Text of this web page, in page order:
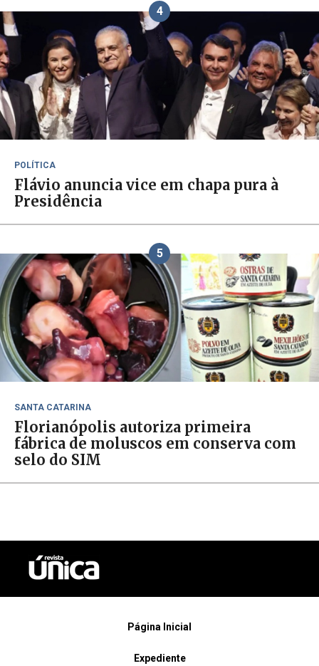
4
POLÍTICA
Flávio anuncia vice em chapa pura à
Presidência
5
SANTA CATARINA
Florianópolis autoriza primeira
fábrica de moluscos em conserva com
selo do SIM
Página Inicial
Expediente